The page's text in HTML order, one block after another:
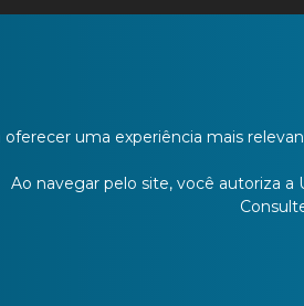
URI Informa
Blog
oferecer uma experiência mais
Ao navegar pelo site, você autoriza a